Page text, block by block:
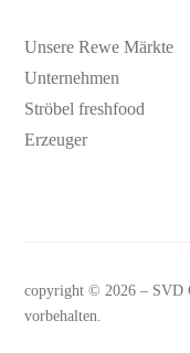
Unsere Rewe Märkte
Unternehmen
Ströbel freshfood
Erzeuger
copyright © 2026 – SVD
vorbehalten.